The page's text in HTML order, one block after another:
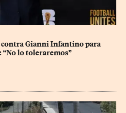
contra Gianni Infantino para
lo toleraremos”